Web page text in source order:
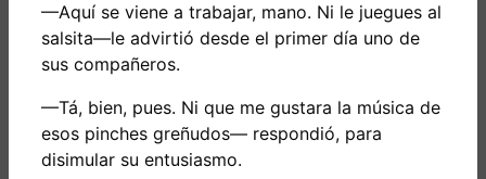
—Aquí se viene a trabajar, mano. Ni le juegues al
salsita—le advirtió desde el primer día uno de
sus compañeros.
—Tá, bien, pues. Ni que me gustara la música de
esos pinches greñudos— respondió, para
disimular su entusiasmo.